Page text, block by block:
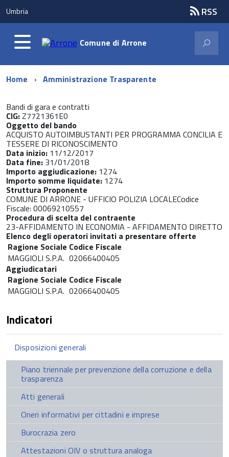
Umbria RSS
Comune di Arrone
Home Amministrazione Trasparente
Bandi di gara e contratti
CIG:Z7721361E0
Oggetto del bando
ACQUISTO AUTOIMBUSTANTI PER PROGRAMMA CONCILIA E
TESSERE DI RICONOSCIMENTO
Data inizio: 11/12/2017
Data fine: 31/01/2018
Importo aggiudicazione: 1274
Importo somme liquidate: 1274
Struttura Proponente
COMUNE DI ARRONE - UFFICIO POLIZIA LOCALECodice
Fiscale: 00069210557
Procedura di scelta del contraente
23-AFFIDAMENTO IN ECONOMIA - AFFIDAMENTO DIRETTO
Elenco degli operatori invitati a presentare offerte
Ragione Sociale Codice Fiscale
MAGGIOLI S.P.A. 02066400405
Aggiudicatari
Ragione Sociale Codice Fiscale
MAGGIOLI S.P.A. 02066400405
Indicatori
Disposizioni generali
Piano triennale per prevenzione della corruzione e della
trasparenza
Atti generali
Oneri informativi per cittadini e imprese
Burocrazia zero
Attestazioni OIV o struttura analoga